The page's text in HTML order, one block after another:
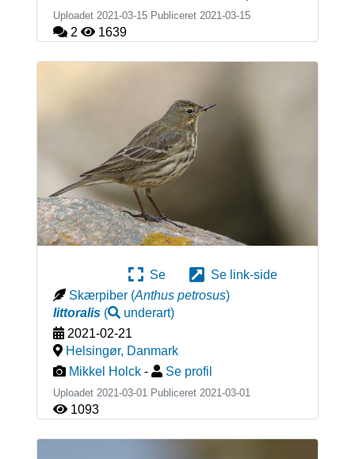
Uploadet 2021-03-15 Publiceret 2021-03-15
2 1639
Se
Se link-side
Skærpiber (Anthus petrosus)
littoralis( underart)
2021-02-21
Helsingør, Danmark
Mikkel Holck - Se profil
Uploadet 2021-03-01 Publiceret 2021-03-01
1093